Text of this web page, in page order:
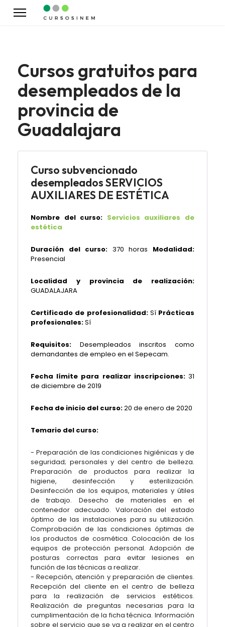
Cursos gratuitos para
desempleados de la
provincia de
Guadalajara
Curso subvencionado
desempleados SERVICIOS
AUXILIARES DE ESTÉTICA
Nombre del curso: Servicios auxiliares de
estética
Duración del curso: 370 horas Modalidad:
Presencial
Localidad y provincia de realización:
GUADALAJARA
Certificado de profesionalidad:Sí Prácticas
profesionales:Sí
Requisitos: Desempleados inscritos como
demandantes de empleo en el Sepecam.
Fecha límite para realizar inscripciones:31
de diciembre de 2019
Fecha de inicio del curso:20 de enero de 2020
Temario del curso:
- Preparación de las condiciones higiénicas y de
seguridad; personales y del centro de belleza.
Preparación de productos para realizar la
higiene, desinfección y esterilización.
Desinfección de los equipos, materiales y útiles
de trabajo. Desecho de materiales en el
contenedor adecuado. Valoración del estado
óptimo de las instalaciones para su utilización.
Comprobación de las condiciones óptimas de
los productos de cosmética. Colocación de los
equipos de protección personal. Adopción de
posturas correctas para evitar lesiones en
función de las técnicas a realizar.
- Recepción, atención y preparación de clientes.
Recepción del cliente en el centro de belleza
para la realización de servicios estéticos.
Realización de preguntas necesarias para la
cumplimentación de la ficha técnica. Información
sobre el servicio que se va a realizar en el centro